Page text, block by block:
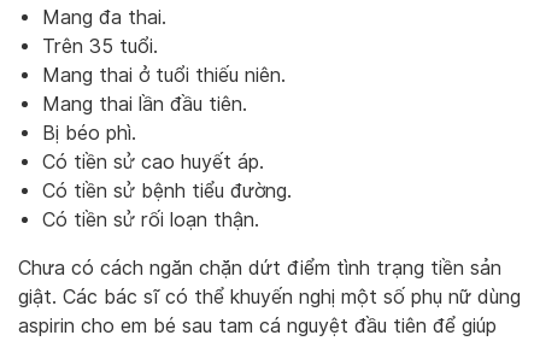
Mang đa thai.
Trên 35 tuổi.
Mang thai ở tuổi thiếu niên.
Mang thai lần đầu tiên.
Bị béo phì.
Có tiền sử cao huyết áp.
Có tiền sử bệnh tiểu đường.
Có tiền sử rối loạn thận.
Chưa có cách ngăn chặn dứt điểm tình trạng tiền sản
giật. Các bác sĩ có thể khuyến nghị một số phụ nữ dùng
aspirin cho em bé sau tam cá nguyệt đầu tiên để giúp